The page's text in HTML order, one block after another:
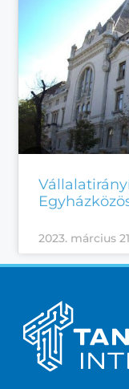
2023. március